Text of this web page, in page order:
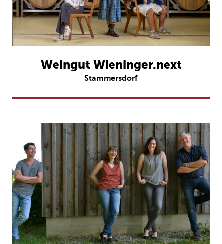
Weingut Wieninger.next
Stammersdorf